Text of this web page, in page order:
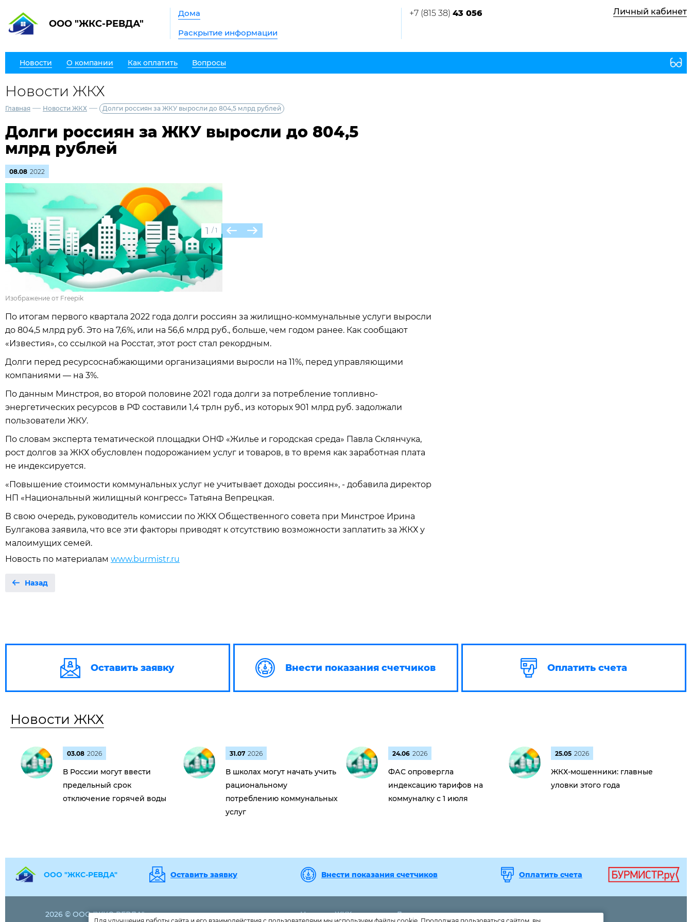
ООО "ЖКС-РЕВДА"
Дома
Раскрытие информации
+7 (815 38) 43 056 Личный кабинет
Новости О компании Как оплатить Вопросы
Новости ЖКХ
Главная — Новости ЖКХ — Долги россиян за ЖКУ выросли до 804,5 млрд рублей
Долги россиян за ЖКУ выросли до 804,5
млрд рублей
08.08 2022
1 / 1
Изображение от Freepik
По итогам первого квартала 2022 года долги россиян за жилищно-коммунальные услуги выросли
до 804,5 млрд руб. Это на 7,6%, или на 56,6 млрд руб., больше, чем годом ранее. Как сообщают
«Известия», со ссылкой на Росстат, этот рост стал рекордным.
Долги перед ресурсоснабжающими организациями выросли на 11%, перед управляющими
компаниями — на 3%.
По данным Минстроя, во второй половине 2021 года долги за потребление топливно-
энергетических ресурсов в РФ составили 1,4 трлн руб., из которых 901 млрд руб. задолжали
пользователи ЖКУ.
По словам эксперта тематической площадки ОНФ «Жилье и городская среда» Павла Склянчука,
рост долгов за ЖКХ обусловлен подорожанием услуг и товаров, в то время как заработная плата
не индексируется.
«Повышение стоимости коммунальных услуг не учитывает доходы россиян», - добавила директор
НП «Национальный жилищный конгресс» Татьяна Вепрецкая.
В свою очередь, руководитель комиссии по ЖКХ Общественного совета при Минстрое Ирина
Булгакова заявила, что все эти факторы приводят к отсутствию возможности заплатить за ЖКХ у
малоимущих семей.
Новость по материалам www.burmistr.ru
Назад
Оставить заявку Внести показания счетчиков Оплатить счета
Новости ЖКХ
03.08 2026
В России могут ввести
предельный срок
отключение горячей воды
31.07 2026
В школах могут начать учить
рациональному
потреблению коммунальных
услуг
24.06 2026
ФАС опровергла
индексацию тарифов на
коммуналку с 1 июля
25.05 2026
ЖКХ-мошенники: главные
уловки этого года
ООО "ЖКС-РЕВДА" Оставить заявку Внести показания счетчиков Оплатить счета
2026 © ООО "ЖКС-РЕВДА" 43 056 Новости ЖКХ Дома